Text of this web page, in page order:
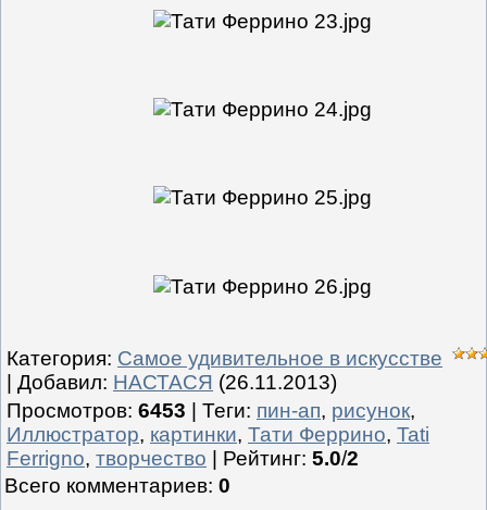
Категория: Самое удивительное в искусстве
Добавил: НАСТАСЯ (26.11.2013)
Просмотров: 6453 Теги: пин-ап, рисунок,
Иллюстратор, картинки, Тати Феррино, Tati
Ferrigno, творчество Рейтинг: 5.0/2
Всего комментариев: 0